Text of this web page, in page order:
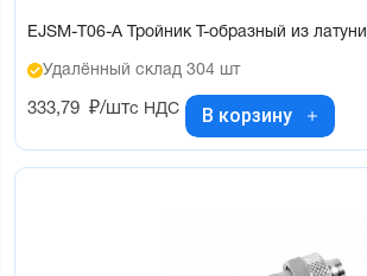
EJSM-T06-A Тройник T-образный из латуни
Удалённый склад 304 шт
333,79 ₽/штс НДС В корзину